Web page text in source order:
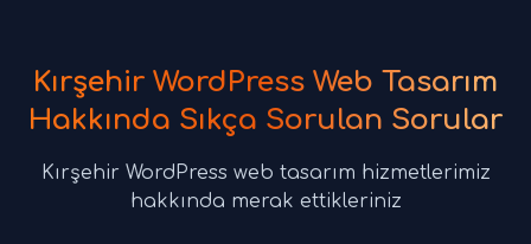
Kırşehir WordPress Web Tasarım
Hakkında Sıkça Sorulan Sorular
Kırşehir WordPress web tasarım hizmetlerimiz
hakkında merak ettikleriniz